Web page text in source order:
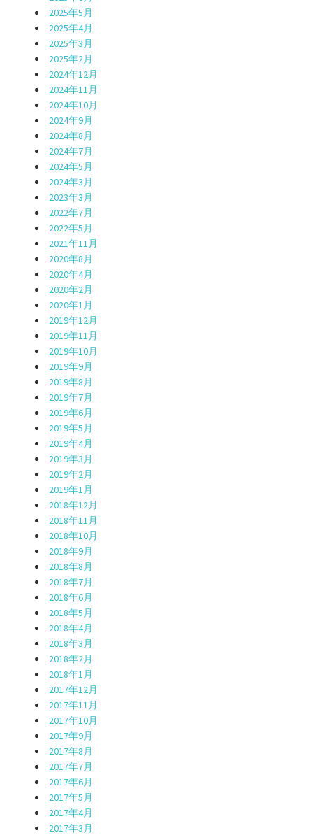
2025年5月
2025年4月
2025年3月
2025年2月
2024年12月
2024年11月
2024年10月
2024年9月
2024年8月
2024年7月
2024年5月
2024年3月
2023年3月
2022年7月
2022年5月
2021年11月
2020年8月
2020年4月
2020年2月
2020年1月
2019年12月
2019年11月
2019年10月
2019年9月
2019年8月
2019年7月
2019年6月
2019年5月
2019年4月
2019年3月
2019年2月
2019年1月
2018年12月
2018年11月
2018年10月
2018年9月
2018年8月
2018年7月
2018年6月
2018年5月
2018年4月
2018年3月
2018年2月
2018年1月
2017年12月
2017年11月
2017年10月
2017年9月
2017年8月
2017年7月
2017年6月
2017年5月
2017年4月
2017年3月